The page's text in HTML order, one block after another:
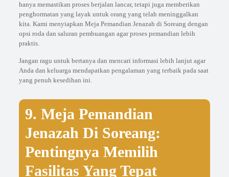
hanya memastikan proses berjalan lancar, tetapi juga memberikan
penghormatan yang layak untuk orang yang telah meninggalkan
kita. Kami menyiapkan Meja Pemandian Jenazah di Soreang dengan
opsi roda dan saluran pembuangan agar proses pemandian lebih
praktis.
Jangan ragu untuk bertanya dan mencari informasi lebih lanjut agar
Anda dan keluarga mendapatkan pengalaman yang terbaik pada saat
yang penuh kesedihan ini.
9. Meja Pemandian
Jenazah Di Soreang:
Pentingnya Memilih
Fasilitas Yang Tepat